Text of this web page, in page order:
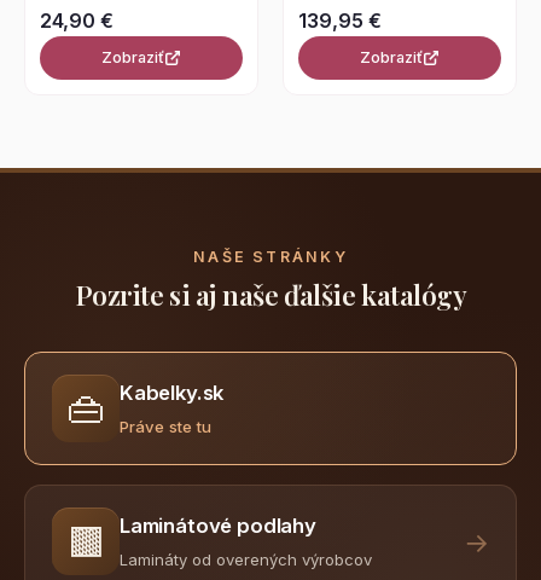
24,90 €
Zobraziť
139,95 €
Zobraziť
NAŠE STRÁNKY
Pozrite si aj naše ďalšie katalógy
👜 Kabelky.sk
Práve ste tu
🟫 Laminátové podlahy
Lamináty od overených výrobcov
→